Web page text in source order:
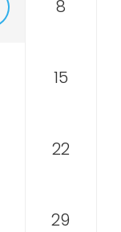
8
15
22
29